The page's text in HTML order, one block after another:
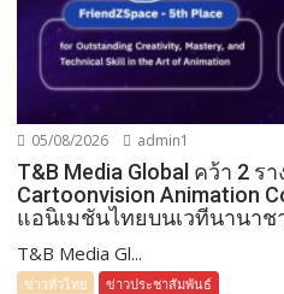
05/08/2026 admin1
T&B Media Global คว้า 2 ร
Cartoonvision Animation
แอนิเมชันไทยบนเวทีนานาช
T&B Media Gl...
ข่าวทั่วไทย ข่าวประชาสัมพันธ์